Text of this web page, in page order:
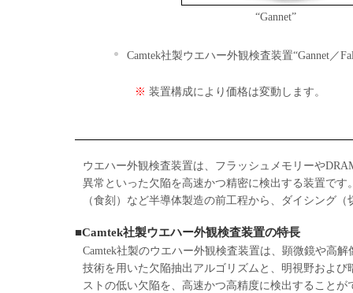
“Gannet”
Camtek社製ウエハー外観検査装置“Gannet／
※ 装置構成により価格は変動します。
ウエハー外観検査装置は、フラッシュメモリーや
異常といった欠陥を高速かつ精密に検出する装置で
（食刻）など半導体製造の前工程から、ダイシング
■Camtek社製ウエハー外観検査装置の特長
Camtek社製のウエハー外観検査装置は、顕微鏡や高
技術を用いた欠陥抽出アルゴリズムと、明視野およ
ストの低い欠陥を、高速かつ高精度に検出すること